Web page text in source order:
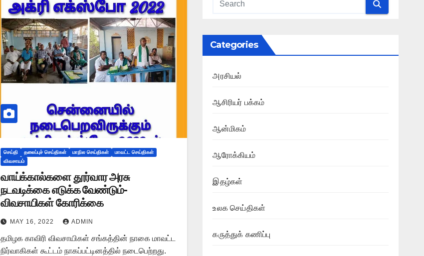
செய்தி தலைப்புச் செய்திகள் மாநில செய்திகள்
மாவட்ட செய்திகள்
விவசாயம்
வாய்க்கால்களை தூர்வார அரசு
நடவடிக்கை எடுக்க வேண்டும்-
விவசாயிகள் கோரிக்கை
MAY 16, 2022 ADMIN
தமிழக காவிரி விவசாயிகள் சங்கத்தின் நாகை மாவட்ட
நிர்வாகிகள் கூட்டம் நாகப்பட்டினத்தில் நடைபெற்றது.
Categories
அரசியல்
ஆசிரியர் பக்கம்
ஆன்மிகம்
ஆரோக்கியம்
இதழ்கள்
உலக செய்திகள்
கருத்துக் கணிப்பு